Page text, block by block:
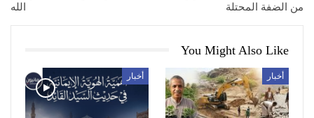
من الضفة المحتلة
الله
You Might Also Like
أخبار أخبار